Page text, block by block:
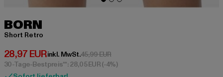
BORN
Short Retro
28,97 EUR
Derzeitiger Preis: 28,97 EUR
inkl. MwSt.45,99 EURAktionspreis: 45,99 EUR
30-Tage-Bestpreis**: 28,05 EUR(-4%)